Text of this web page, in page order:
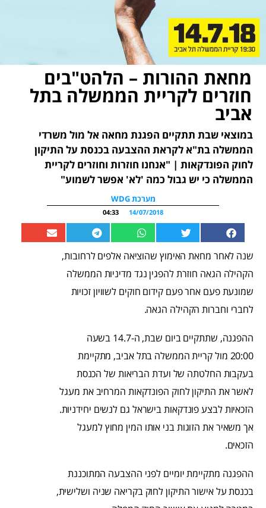
מחאת ההורות – הלהט"בים
חוזרים לקריית הממשלה בתל
אביב
במוצאי שבת תתקיים הפגנת מחאה אל מול משרדי
הממשלה בת"א לקראת ההצבעה בכנסת על התיקון
לחוק הפונדקאות | "אנחנו חוזרות וחוזרים לקריית
הממשלה כי יש גבול כמה 'לא' אפשר לשמוע"
מערכת WDG
14/07/2018
04:33
שנה לאחר מחאת האימוץ שהוציאה אלפים לרחובות,
הקהילה הגאה חוזרת להפגין נגד מדיניות הממשלה
שמונעת פעם אחר פעם קידום חוקים לשוויון זכויות
לחברי וחברות הקהילה הגאה.
ההפגנה, שתתקיים ביום שבת, ה-14.7 בשעה
20:00 מול קריית הממשלה בתל אביב, מתקיימת
בעקבות החלטתה של ועדת הבריאות של הכנסת
לאשר את התיקון לחוק הפונדקאות המרחיב את מעגל
הזכאיות לבצע פונדקאות בישראל גם לנשים יחידניות.
אך משאיר את הזוגות בני אותו המין מחוץ למעגל
הזכאים.
ההפגנה מתקיימת יומיים לפני ההצבעה המתוכננת
בכנסת על אישור התיקון לחוק בקריאה שניה ושלישית,